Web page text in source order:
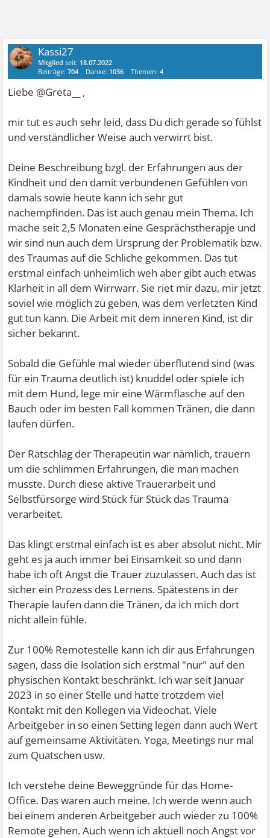
Kassi27
Mitglied seit: 18.07.2022
Beiträge:704 Danke: 1036 Themen:4
Liebe @Greta__ ,
mir tut es auch sehr leid, dass Du dich gerade so fühlst
und verständlicher Weise auch verwirrt bist.
Deine Beschreibung bzgl. der Erfahrungen aus der
Kindheit und den damit verbundenen Gefühlen von
damals sowie heute kann ich sehr gut
nachempfinden. Das ist auch genau mein Thema. Ich
mache seit 2,5 Monaten eine Gesprächstherapje und
wir sind nun auch dem Ursprung der Problematik bzw.
des Traumas auf die Schliche gekommen. Das tut
erstmal einfach unheimlich weh aber gibt auch etwas
Klarheit in all dem Wirrwarr. Sie riet mir dazu, mir jetzt
soviel wie möglich zu geben, was dem verletzten Kind
gut tun kann. Die Arbeit mit dem inneren Kind, ist dir
sicher bekannt.
Sobald die Gefühle mal wieder überflutend sind (was
für ein Trauma deutlich ist) knuddel oder spiele ich
mit dem Hund, lege mir eine Wärmflasche auf den
Bauch oder im besten Fall kommen Tränen, die dann
laufen dürfen.
Der Ratschlag der Therapeutin war nämlich, trauern
um die schlimmen Erfahrungen, die man machen
musste. Durch diese aktive Trauerarbeit und
Selbstfürsorge wird Stück für Stück das Trauma
verarbeitet.
Das klingt erstmal einfach ist es aber absolut nicht. Mir
geht es ja auch immer bei Einsamkeit so und dann
habe ich oft Angst die Trauer zuzulassen. Auch das ist
sicher ein Prozess des Lernens. Spätestens in der
Therapie laufen dann die Tränen, da ich mich dort
nicht allein fühle.
Zur 100% Remotestelle kann ich dir aus Erfahrungen
sagen, dass die Isolation sich erstmal "nur" auf den
physischen Kontakt beschränkt. Ich war seit Januar
2023 in so einer Stelle und hatte trotzdem viel
Kontakt mit den Kollegen via Videochat. Viele
Arbeitgeber in so einen Setting legen dann auch Wert
auf gemeinsame Aktivitäten. Yoga, Meetings nur mal
zum Quatschen usw.
Ich verstehe deine Beweggründe für das Home-
Office. Das waren auch meine. Ich werde wenn auch
bei einem anderen Arbeitgeber auch wieder zu 100%
Remote gehen. Auch wenn ich aktuell noch Angst vor